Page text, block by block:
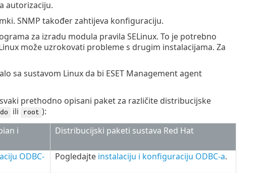
autorizaciju.
SNMP također zahtijeva konfiguraciju.
za izradu modula pravila SELinux. To je potrebno
može uzrokovati probleme s drugim instalacijama. Za
sa sustavom Linux da bi ESET Management agent
prethodno opisani paket za različite distribucijske
ili root ):
i
Distribucijski paketi sustava Red Hat
ODBC-
Pogledajte instalaciju i konfiguraciju ODBC-a.